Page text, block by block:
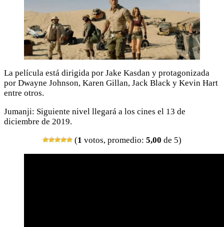
La película está dirigida por Jake Kasdan y protagonizada
por Dwayne Johnson, Karen Gillan, Jack Black y Kevin Hart
entre otros.
Jumanji: Siguiente nivel llegará a los cines el 13 de
diciembre de 2019.
(1 votos, promedio: 5,00 de 5)